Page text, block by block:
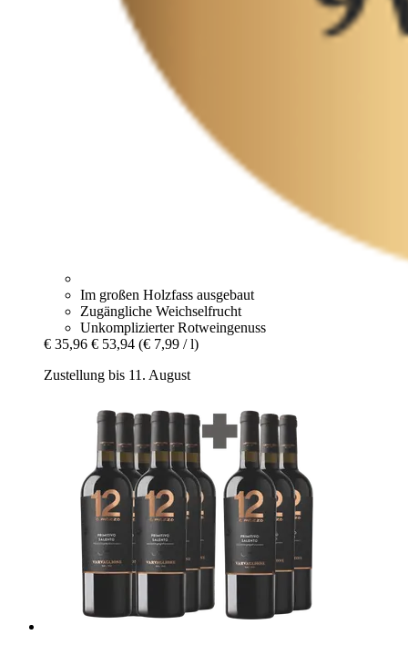
Im großen Holzfass ausgebaut
Zugängliche Weichselfrucht
Unkomplizierter Rotweingenuss
€ 35,96 € 53,94 (€ 7,99 / l)
Zustellung bis 11. August